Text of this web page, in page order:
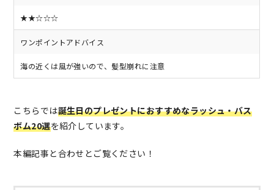
★★☆☆☆
ワンポイントアドバイス
海の近くは風が強いので、髪型崩れに注意
こちらでは誕生日のプレゼントにおすすめなラッシュ・バス
ボム20選を紹介しています。
本編記事と合わせとご覧ください！